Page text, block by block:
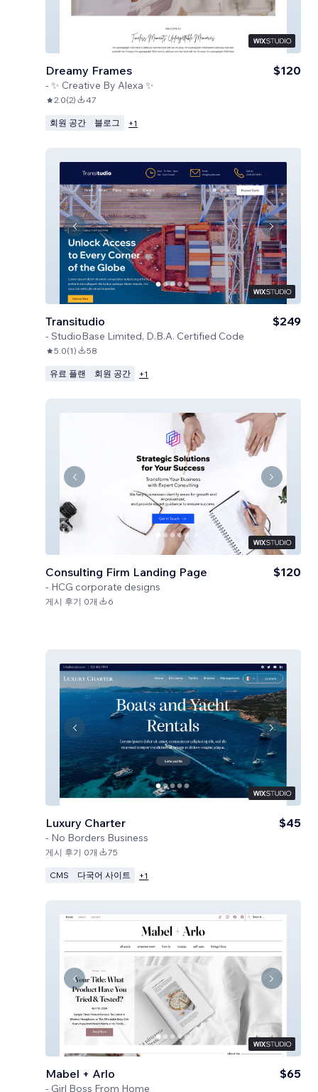
Dreamy Frames
- ✨ Creative By Alexa ✨
$120
2.0(2) 47
회원 공간 블로그 +1
Transitudio
- StudioBase Limited, D.B.A. Certified Code
$249
5.0(1) 58
유료 플랜 회원 공간 +1
Consulting Firm Landing Page
- HCG corporate designs
$120
게시 후기 0개 6
Luxury Charter
- No Borders Business
$45
게시 후기 0개 75
CMS 다국어 사이트 +1
Mabel + Arlo
- Girl Boss From Home
$65